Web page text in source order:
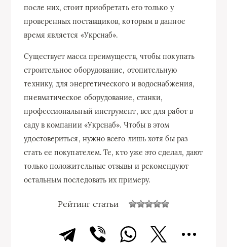
после них, стоит приобретать его только у
проверенных поставщиков, которым в данное
время является «Укрснаб».
Существует масса преимуществ, чтобы покупать
строительное оборудование, отопительную
технику, для энергетического и водоснабжения,
пневматическое оборудование, станки,
профессиональный инструмент, все для работ в
саду в компании «Укрснаб». Чтобы в этом
удостовериться, нужно всего лишь хотя бы раз
стать ее покупателем. Те, кто уже это сделал, дают
только положительные отзывы и рекомендуют
остальным последовать их примеру.
Рейтинг статьи